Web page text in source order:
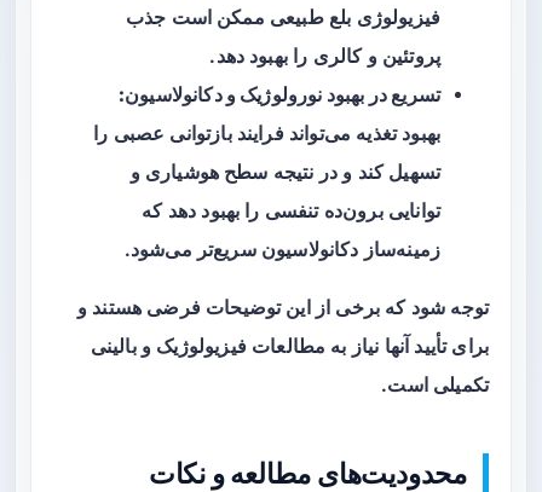
فیزیولوژی بلع طبیعی ممکن است جذب
پروتئین و کالری را بهبود دهد.
تسریع در بهبود نورولوژیک و دکانولاسیون:
بهبود تغذیه می‌تواند فرایند بازتوانی عصبی را
تسهیل کند و در نتیجه سطح هوشیاری و
توانایی برون‌ده تنفسی را بهبود دهد که
زمینه‌ساز دکانولاسیون سریع‌تر می‌شود.
توجه شود که برخی از این توضیحات فرضی هستند و
برای تأیید آنها نیاز به مطالعات فیزیولوژیک و بالینی
تکمیلی است.
محدودیت‌های مطالعه و نکات